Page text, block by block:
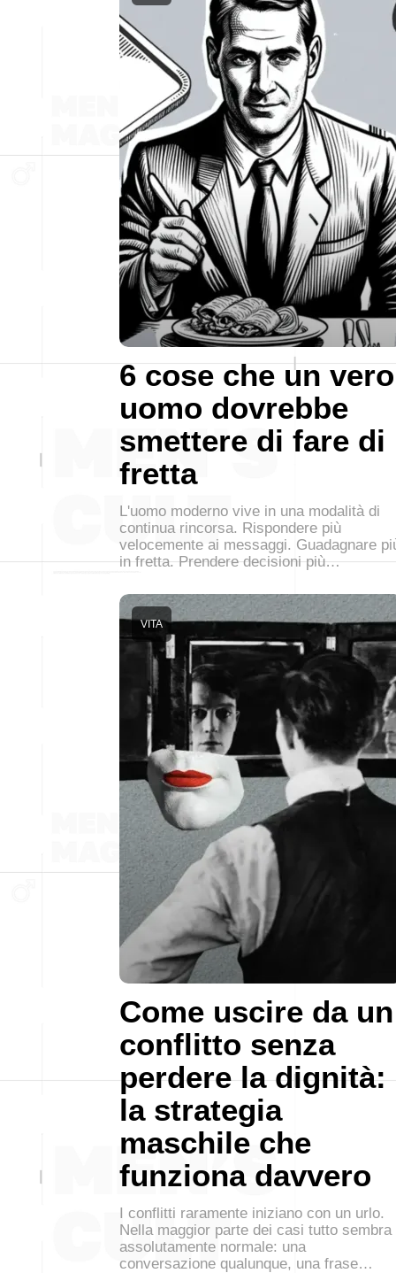
6 cose che un vero
uomo dovrebbe
smettere di fare di
fretta
L'uomo moderno vive in una modalità di
continua rincorsa. Rispondere più
velocemente ai messaggi. Guadagnare
in fretta. Prendere decisioni più…
Come uscire da un
conflitto senza
perdere la dignità:
la strategia
maschile che
funziona davvero
VITA
I conflitti raramente iniziano con un urlo.
Nella maggior parte dei casi tutto sembra
assolutamente normale: una
conversazione qualunque, una frase…